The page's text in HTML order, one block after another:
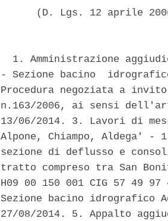
(D. Lgs. 12 aprile
1. Amministrazione
- Sezione bacino
Procedura negoziata a
n.163/2006, ai sensi
13/06/2014. 3. Lavori di
Alpone, Chiampo,
sezione di deflusso e
tratto compreso tra San
H09 00 150 001 CIG 57 49
Sezione bacino idrografico
27/08/2014. 5. Appalto